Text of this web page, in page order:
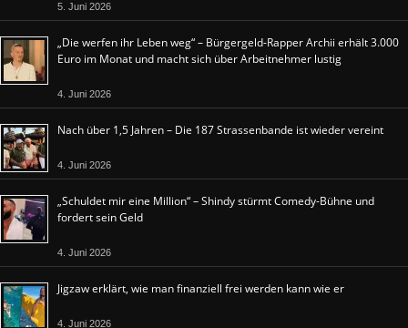
5. Juni 2026
„Die werfen ihr Leben weg“ – Bürgergeld-Rapper Archii erhält 3.000
Euro im Monat und macht sich über Arbeitnehmer lustig
4. Juni 2026
Nach über 1,5 Jahren – Die 187 Strassenbande ist wieder vereint
4. Juni 2026
„Schuldet mir eine Million“ – Shindy stürmt Comedy-Bühne und
fordert sein Geld
4. Juni 2026
Jigzaw erklärt, wie man finanziell frei werden kann wie er
4. Juni 2026